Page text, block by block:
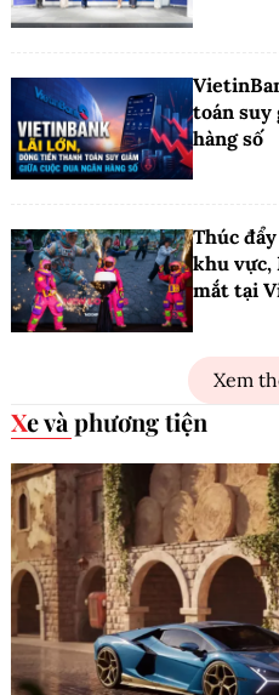
toán suy
hàng số
Thúc
khu vực,
mắt tại
Xem
Xe và phương tiện